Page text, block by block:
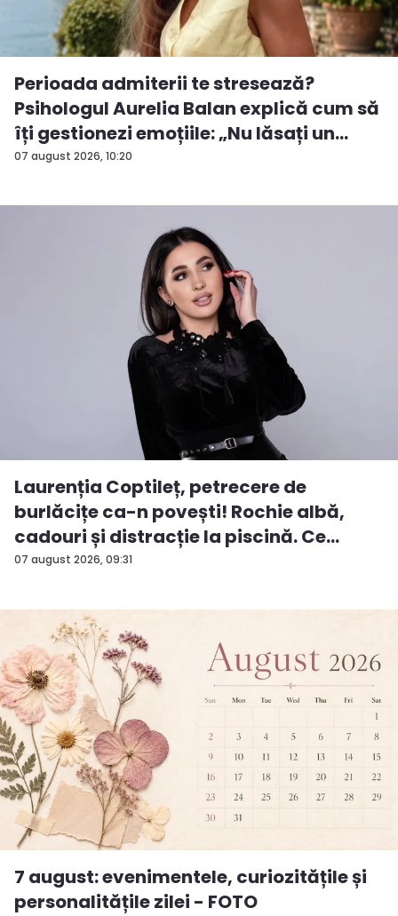
07 august 2026, 10:20
Perioada admiterii te stresează?
Psihologul Aurelia Balan explică cum să
îți gestionezi emoțiile: „Nu lăsați un
rezu...
07 august 2026, 09:31
Laurenția Coptileț, petrecere de
burlăcițe ca-n povești! Rochie albă,
cadouri și distracție la piscină. Ce
surp...
7 august: evenimentele, curiozitățile și
personalitățile zilei - FOTO